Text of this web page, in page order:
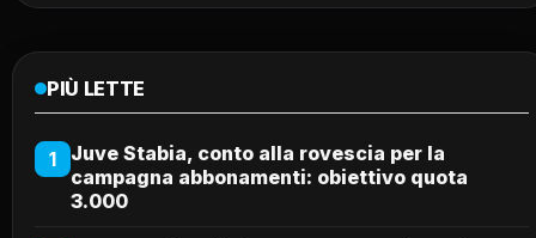
PIÙ LETTE
1
Juve Stabia, conto alla rovescia per la
campagna abbonamenti: obiettivo quota
3.000